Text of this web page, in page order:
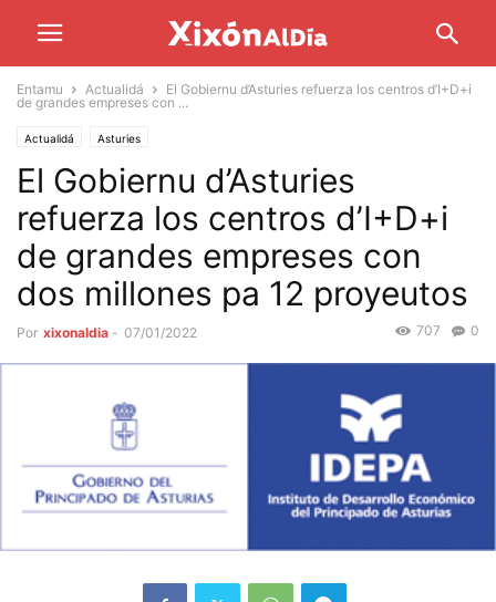
Entamu Actualidá
El Gobiernu d’Asturies refuerza los centros d’I+D+i
de grandes empreses con ...
Actualidá Asturies
El Gobiernu d’Asturies
refuerza los centros d’I+D+i
de grandes empreses con
dos millones pa 12 proyeutos
Por xixonaldia - 07/01/2022 0
707